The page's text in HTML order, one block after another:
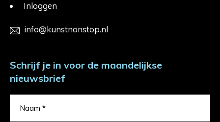
Inloggen
info@kunstnonstop.nl
Schrijf je in voor de maandelijkse
nieuwsbrief